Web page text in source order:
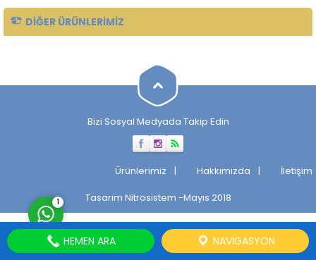
DIĞER ÜRÜNLERIMIZ
Bizi Sosyal Medyada Takip Edin
Ürünlerimiz Hakkımızda
İletişim
Tasarım Nitrosistem -Mayıs 2018
Cevap Yaz
1
HEMEN ARA NAVIGASYON